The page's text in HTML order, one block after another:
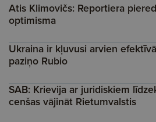
Atis Klimovičs: Reportiera
optimisma
Ukraina ir kļuvusi arvien
paziņo Rubio
SAB: Krievija ar juridiskiem
cenšas vājināt Rietumvalstis